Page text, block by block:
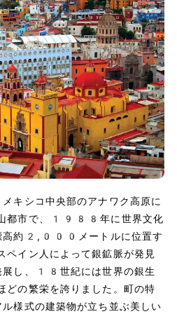
キシコ中央部のアナワク高原に
都市で、1988年に世界文化
高約2,000メートルに位置す
イン人によって銀鉱脈が発見
展し、18世紀には世界の銀生
の繁栄を誇りました。町の特
様式の建築物が立ち並ぶ美しい